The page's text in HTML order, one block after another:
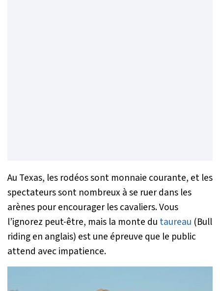
Au Texas, les rodéos sont monnaie courante, et les
spectateurs sont nombreux à se ruer dans les
arènes pour encourager les cavaliers. Vous
l’ignorez peut-être, mais la monte du taureau (Bull
riding en anglais) est une épreuve que le public
attend avec impatience.